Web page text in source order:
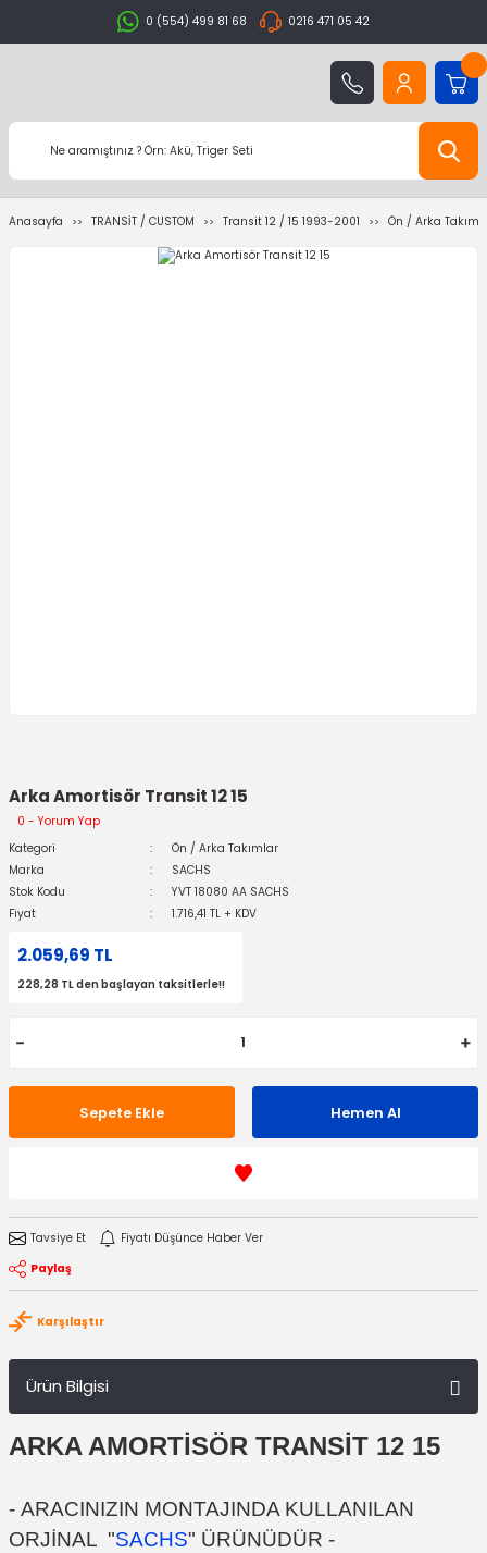
0 (554) 499 81 68 0216 471 05 42
Anasayfa TRANSİT / CUSTOM Transit 12 / 15 1993-2001 Ön / Arka
Arka Amortisör Transit 12 15
0 - Yorum Yap
Kategori
Ön / Arka Takımlar
Marka
SACHS
Stok Kodu
YVT 18080 AA SACHS
Fiyat
1.716,41 TL + KDV
2.059,69 TL
228,28 TL den başlayan taksitlerle!!
Sepete Ekle Hemen Al
Tavsiye Et
Fiyatı Düşünce Haber Ver
Paylaş
Karşılaştır
Ürün Bilgisi
ARKA AMORTİSÖR TRANSİT 12 15
- ARACINIZIN MONTAJINDA KULLANILAN
ORJİNAL "SACHS" ÜRÜNÜDÜR -